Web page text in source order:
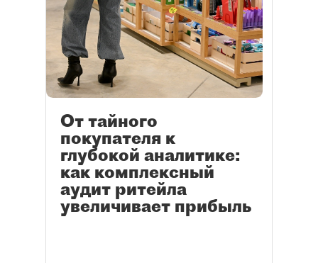
От тайного
покупателя к
глубокой аналитике:
как комплексный
аудит ритейла
увеличивает прибыль